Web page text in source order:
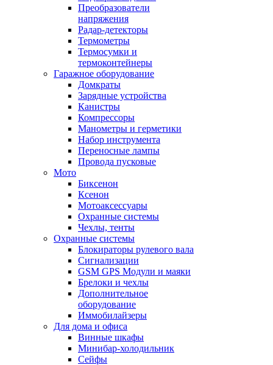
Преобразователи
напряжения
Радар-детекторы
Термометры
Термосумки и
термоконтейнеры
Гаражное оборудование
Домкраты
Зарядные устройства
Канистры
Компрессоры
Манометры и герметики
Набор инструмента
Переносные лампы
Провода пусковые
Мото
Биксенон
Ксенон
Мотоаксессуары
Охранные системы
Чехлы, тенты
Охранные системы
Блокираторы рулевого вала
Сигнализации
GSM GPS Модули и маяки
Брелоки и чехлы
Дополнительное
оборудование
Иммобилайзеры
Для дома и офиса
Винные шкафы
Минибар-холодильник
Сейфы